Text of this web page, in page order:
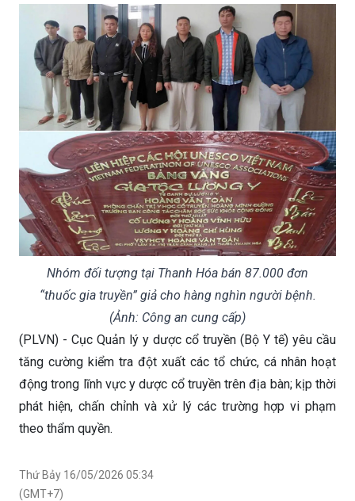
Nhóm đối tượng tại Thanh Hóa bán 87.000 đơn
“thuốc gia truyền” giả cho hàng nghìn người bệnh.
(Ảnh: Công an cung cấp)
(PLVN) - Cục Quản lý y dược cổ truyền (Bộ Y tế) yêu cầu
tăng cường kiểm tra đột xuất các tổ chức, cá nhân hoạt
động trong lĩnh vực y dược cổ truyền trên địa bàn; kịp thời
phát hiện, chấn chỉnh và xử lý các trường hợp vi phạm
theo thẩm quyền.
Thứ Bảy 16/05/2026 05:34
(GMT+7)